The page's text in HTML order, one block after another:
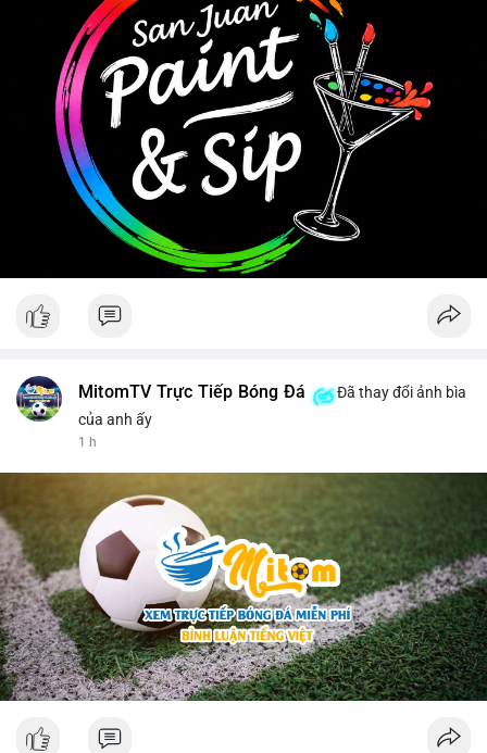
Tránh hành động theo cảm tính, ưu tiên quản trị rủi ro khi biến
động chưa có xu hướng rõ ràng.
#11dot6403btc #748kusd #chuyenvilanh
#aplucbantiemnang
#btcmempool
MitomTV Trực Tiếp Bóng Đá
Đã thay đổi ảnh bìa
của anh ấy
1 h